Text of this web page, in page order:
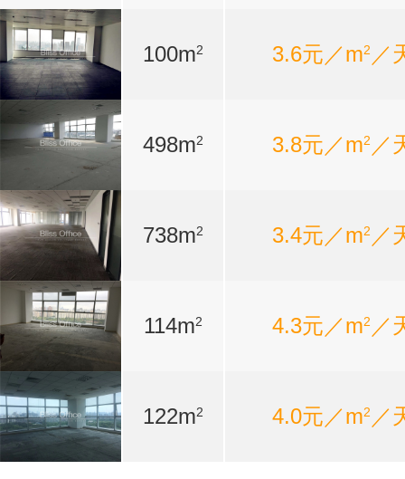
100m2 3.6元／m2 ／
498m2 3.8元／m2 ／
738m2 3.4元／m2 ／
114m2 4.3元／m2 ／
122m2 4.0元／m2 ／